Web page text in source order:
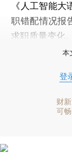
《人工智能
职错配情况报
求职质量变化。
本
登
财
可